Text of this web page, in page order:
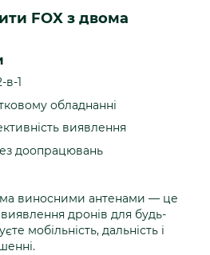
FOX з двома
в-1
обладнанні
виявлення
доопрацювань
виносними антенами — це
дронів для будь-
мобільність, дальність і